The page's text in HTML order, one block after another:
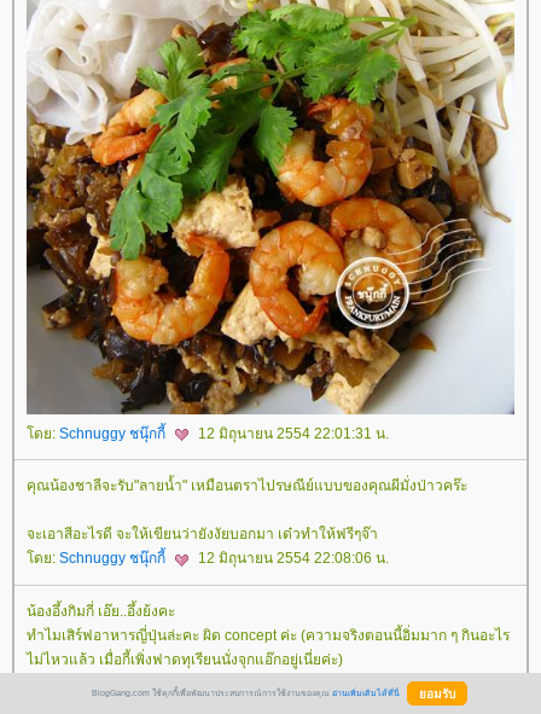
ดย: Schnuggy ชนุ๊กกี้ 12 มิถุนายน 2554 22:01:31 น.
คุณน้องชาลีจะรับ"ลายน้ำ" เหมือนตราไปรษณีย์แบบของคุณผีมั่งป่าวคร๊ะ
จะเอาสีอะไรดี จะให้เขียนว่ายังงัยบอกมา เด๋วทำให้ฟรีๆจ๊า
ดย: Schnuggy ชนุ๊กกี้ 12 มิถุนายน 2554 22:08:06 น.
น้องอึ้งกิมกี่ เอ๊ย..อึ้งย้งคะ
ทำไมเสิร์ฟอาหารญี่ปุ่นล่ะคะ ผิด concept ค่ะ (ความจริงตอนนี้อิ่มมาก ๆ กินอะไร
ไม่ไหวแล้ว เมื่อกี้เพิ่งฟาดทุเรียนนั่งจุกแอ๊กอยู่เนี่ยค่ะ)
12 มิถุนายน 2554 22:16:32 น.
BlogGang.com ใช้คุกกี้เพื่อพัฒนาประสบการณ์การใช้งานของคุณ อ่านเพิ่มเติมได้ที่นี่